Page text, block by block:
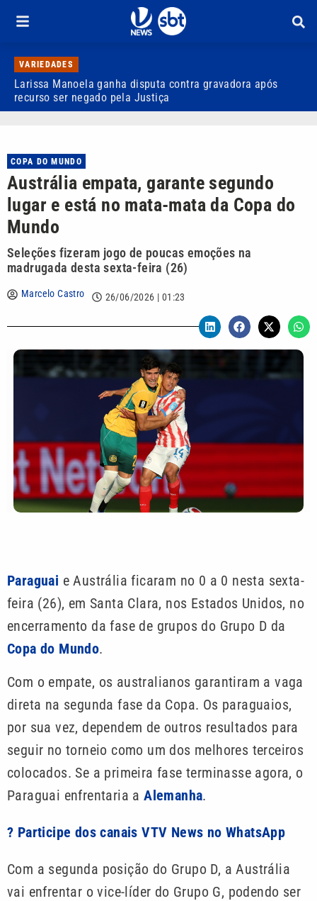
VARIEDADES
Larissa Manoela ganha disputa contra gravadora após
recurso ser negado pela Justiça
COPA DO MUNDO
Austrália empata, garante segundo
lugar e está no mata-mata da Copa do
Mundo
Seleções fizeram jogo de poucas emoções na
madrugada desta sexta-feira (26)
Marcelo Castro 26/06/2026 | 01:23
Paraguai e Austrália ficaram no 0 a 0 nesta sexta-
feira (26), em Santa Clara, nos Estados Unidos, no
encerramento da fase de grupos do Grupo D da
Copa do Mundo.
Com o empate, os australianos garantiram a vaga
direta na segunda fase da Copa. Os paraguaios,
por sua vez, dependem de outros resultados para
seguir no torneio como um dos melhores terceiros
colocados. Se a primeira fase terminasse agora, o
Paraguai enfrentaria aAlemanha.
? Participe dos canais VTV News no WhatsApp
Com a segunda posição do Grupo D, a Austrália
vai enfrentar o vice-líder do Grupo G, podendo ser